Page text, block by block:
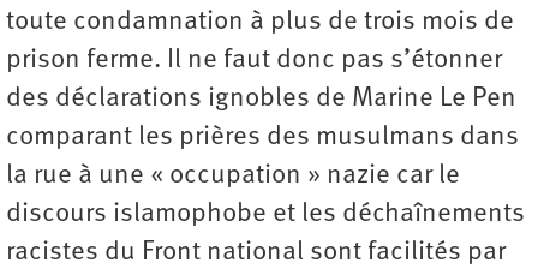
toute condamnation à plus de trois mois de
prison ferme. Il ne faut donc pas s’étonner
des déclarations ignobles de Marine Le Pen
comparant les prières des musulmans dans
la rue à une « occupation » nazie car le
discours islamophobe et les déchaînements
racistes du Front national sont facilités par